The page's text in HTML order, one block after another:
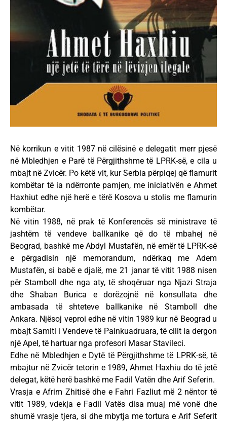
Në korrikun e vitit 1987 në cilësinë e delegatit merr pjesë
në Mbledhjen e Parë të Përgjithshme të LPRK-së, e cila u
mbajt në Zvicër. Po këtë vit, kur Serbia përpiqej që flamurit
kombëtar të ia ndërronte pamjen, me iniciativën e Ahmet
Haxhiut edhe një herë e tërë Kosova u stolis me flamurin
kombëtar.
Në vitin 1988, në prak të Konferencës së ministrave të
jashtëm të vendeve ballkanike që do të mbahej në
Beograd, bashkë me Abdyl Mustafën, në emër të LPRK-së
e përgadisin një memorandum, ndërkaq me Adem
Mustafën, si babë e djalë, me 21 janar të vitit 1988 nisen
për Stamboll dhe nga aty, të shoqëruar nga Njazi Straja
dhe Shaban Burica e dorëzojnë në konsullata dhe
ambasada të shteteve ballkanike në Stamboll dhe
Ankara. Njësoj veproi edhe në vitin 1989 kur në Beograd u
mbajt Samiti i Vendeve të Painkuadruara, të cilit ia dergon
një Apel, të hartuar nga profesori Masar Stavileci.
Edhe në Mbledhjen e Dytë të Përgjithshme të LPRK-së, të
mbajtur në Zvicër tetorin e 1989, Ahmet Haxhiu do të jetë
delegat, këtë herë bashkë me Fadil Vatën dhe Arif Seferin.
Vrasja e Afrim Zhitisë dhe e Fahri Fazliut më 2 nëntor të
vitit 1989, vdekja e Fadil Vatës disa muaj më vonë dhe
shumë vrasje tjera, si dhe mbytja me tortura e Arif Seferit